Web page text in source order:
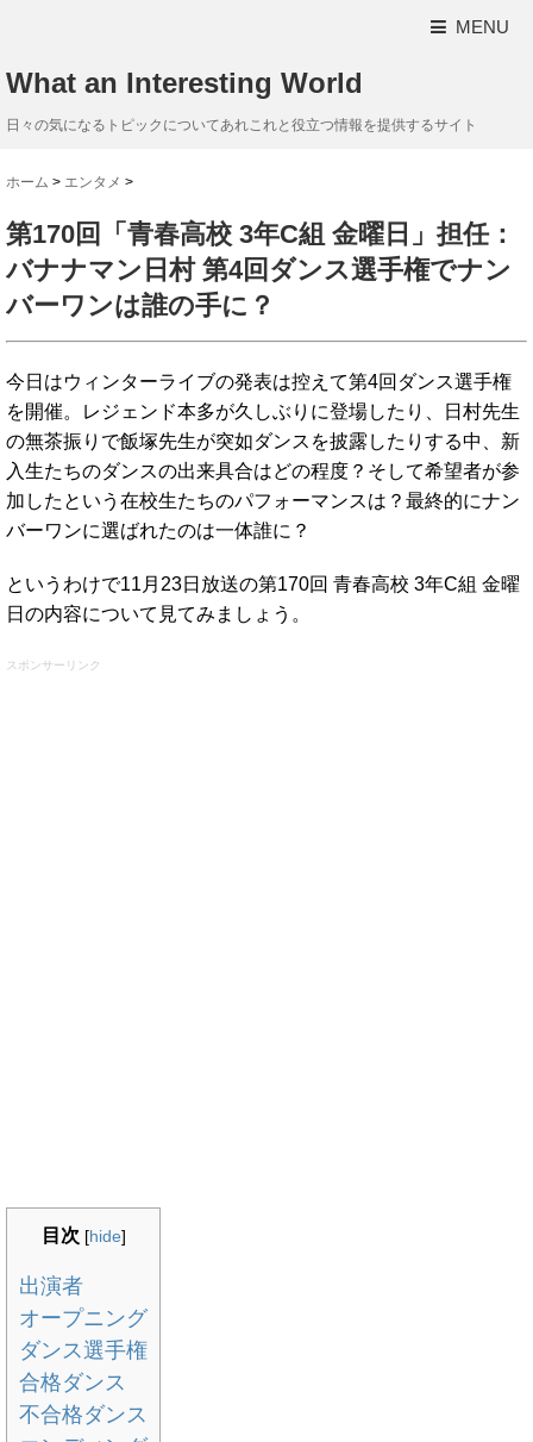
MENU
What an Interesting World
日々の気になるトピックについてあれこれと役立つ情報を提供するサイト
ホーム > エンタメ >
第170回「青春高校 3年C組 金曜日」担任：
バナナマン日村 第4回ダンス選手権でナン
バーワンは誰の手に？
今日はウィンターライブの発表は控えて第4回ダンス選手権
を開催。レジェンド本多が久しぶりに登場したり、日村先生
の無茶振りで飯塚先生が突如ダンスを披露したりする中、新
入生たちのダンスの出来具合はどの程度？そして希望者が参
加したという在校生たちのパフォーマンスは？最終的にナン
バーワンに選ばれたのは一体誰に？
というわけで11月23日放送の第170回 青春高校 3年C組 金曜
日の内容について見てみましょう。
スポンサーリンク
目次 [hide]
出演者
オープニング
ダンス選手権
合格ダンス
不合格ダンス